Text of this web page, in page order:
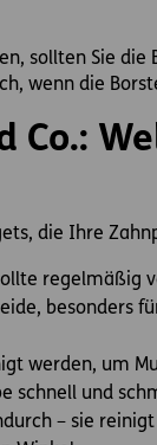
sollten Sie
wenn die
Co.:
die Ihre
regelmäßig
besonders
werden, um
schnell und
– sie